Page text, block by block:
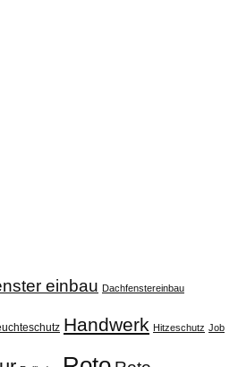
einbau Dachfenstereinbau
Handwerk Hitzeschutz Job